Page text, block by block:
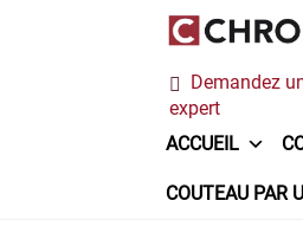
Aller
à
la
navigation
Aller
au
contenu
Demandez
expert
ACCUEIL
COUTEAU PAR